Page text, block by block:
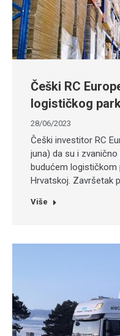
Češki RC
logističkog
28/06/2023
Češki investitor RC
juna) da su i
budućem logističkom
Hrvatskoj. Završetak
Više